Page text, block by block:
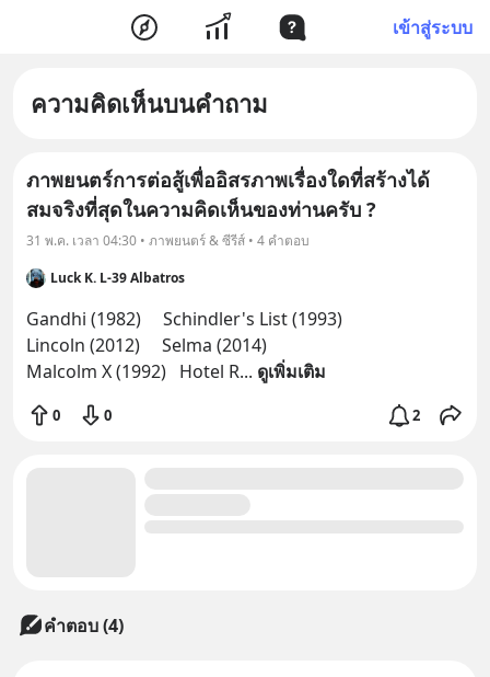
เข้าสู่ระบบ
ความคิดเห็นบนคำถาม
ภาพยนตร์การต่อสู้เพื่ออิสรภาพเรื่องใดที่สร้างได้
สมจริงที่สุดในความคิดเห็นของท่านครับ ?
31 พ.ค. เวลา 04:30 • ภาพยนตร์ & ซีรีส์ • 4 คำตอบ
Luck K. L-39 Albatros
Gandhi (1982)     Schindler's List (1993)
Lincoln (2012)     Selma (2014)
Malcolm X (1992)   Hotel R... ดูเพิ่มเติม
0 0 2
คำตอบ (4)